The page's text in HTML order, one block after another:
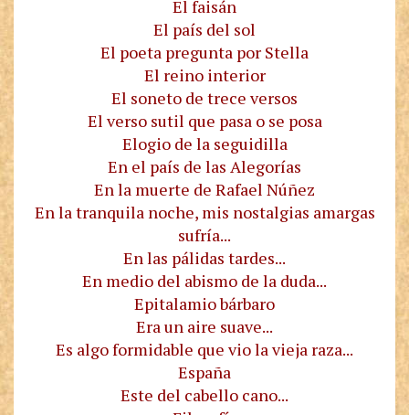
El faisán
El país del sol
El poeta pregunta por Stella
El reino interior
El soneto de trece versos
El verso sutil que pasa o se posa
Elogio de la seguidilla
En el país de las Alegorías
En la muerte de Rafael Núñez
En la tranquila noche, mis nostalgias amargas
sufría...
En las pálidas tardes...
En medio del abismo de la duda...
Epitalamio bárbaro
Era un aire suave...
Es algo formidable que vio la vieja raza...
España
Este del cabello cano...